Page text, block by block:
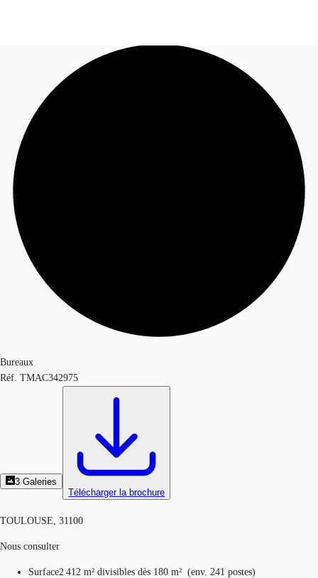
Blog
Données marchés
Appelez maintenant
Bureaux
Réf. TMAC342975
3 Galeries
Télécharger la brochure
TOULOUSE, 31100
Nous consulter
Surface2 412 m² divisibles dès 180 m² (env. 241 postes)